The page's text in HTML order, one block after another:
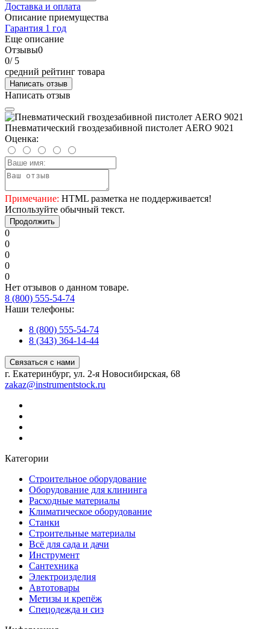
Доставка и оплата
Описание приемущества
Гарантия 1 год
Еще описание
Отзывы0
0/ 5
средний рейтинг товара
Написать отзыв
Написать отзыв
Пневматический гвоздезабивной пистолет AERO 9021
Оценка:
Примечание: HTML разметка не поддерживается!
Используйте обычный текст.
Продолжить
0
0
0
0
0
Нет отзывов о данном товаре.
8 (800) 555-54-74
Наши телефоны:
8 (800) 555-54-74
8 (343) 364-14-44
Связаться с нами
г. Екатеринбург, ул. 2-я Новосибирская, 68
zakaz@instrumentstock.ru
Категории
Строительное оборудование
Оборудование для клининга
Расходные материалы
Климатическое оборудование
Станки
Строительные материалы
Всё для сада и дачи
Инструмент
Сантехника
Электроизделия
Автотовары
Метизы и крепёж
Спецодежда и сиз